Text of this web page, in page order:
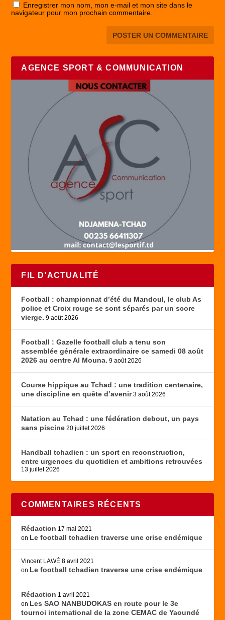
Enregistrer mon nom, mon e-mail et mon site dans le
navigateur pour mon prochain commentaire.
AGENCE SPORT & COMMUNICATION
FIL D’ACTUALITÉ
Football : championnat d’été du Mandoul, le club As
police et Croix rouge se sont séparés par un score
vierge. 9 août 2026
Football : Gazelle football club a tenu son
assemblée générale extraordinaire ce samedi 08 août
2026 au centre Al Mouna. 9 août 2026
Course hippique au Tchad : une tradition centenaire,
une discipline en quête d’avenir 3 août 2026
Natation au Tchad : une fédération debout, un pays
sans piscine 20 juillet 2026
Handball tchadien : un sport en reconstruction,
entre urgences du quotidien et ambitions retrouvées
13 juillet 2026
COMMENTAIRES RÉCENTS
Rédaction 17 mai 2021
on Le football tchadien traverse une crise endémique
Vincent LAWÉ 8 avril 2021
on Le football tchadien traverse une crise endémique
Rédaction 1 avril 2021
on Les SAO NANBUDOKAS en route pour le 3e
tournoi international de la zone CEMAC de Yaoundé